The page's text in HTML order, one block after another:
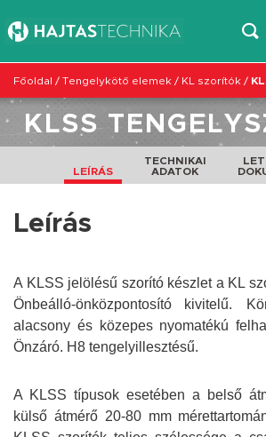
Főoldal / Tengelykötő elemek / KL szorítók /
KLSS
LEÍRÁS
TECHNIKAI
ADATOK
Leírás
A KLSS jelölésű szorító készlet a KL
Önbeálló-önközpontosító kivitelű.
alacsony és közepes nyomatékú
Önzáró. H8 tengelyillesztésű.
A KLSS típusok esetében a belső
külső átmérő 20-80 mm